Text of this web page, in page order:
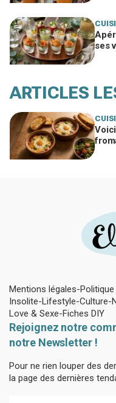
ses
ARTICLES
Mentions légales
Insolite Lifestyle Culture
Love & Sexe Fiches DIY
Rejoignez notre
notre Newsletter !
Pour ne rien louper des
la page des dernières